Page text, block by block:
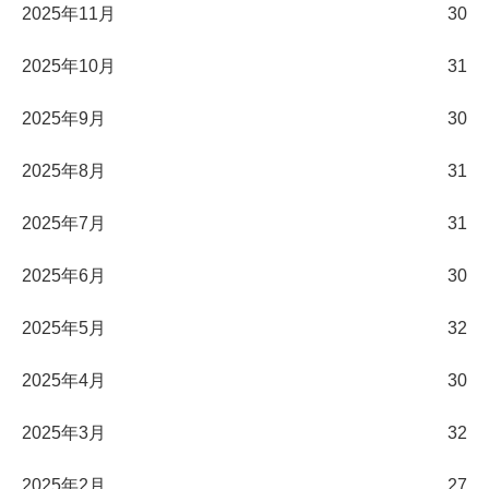
2025年11月 30
2025年10月 31
2025年9月 30
2025年8月 31
2025年7月 31
2025年6月 30
2025年5月 32
2025年4月 30
2025年3月 32